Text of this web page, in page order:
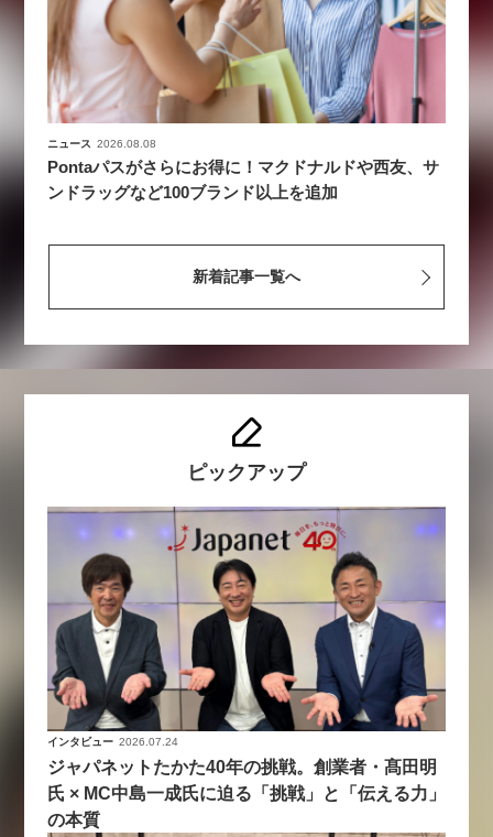
ニュース 2026.08.08
Pontaパスがさらにお得に！マクドナルドや西友、サ
ンドラッグなど100ブランド以上を追加
新着記事一覧へ
ピックアップ
インタビュー 2026.07.24
ジャパネットたかた40年の挑戦。創業者・髙田明
氏 × MC中島一成氏に迫る「挑戦」と「伝える力」
の本質